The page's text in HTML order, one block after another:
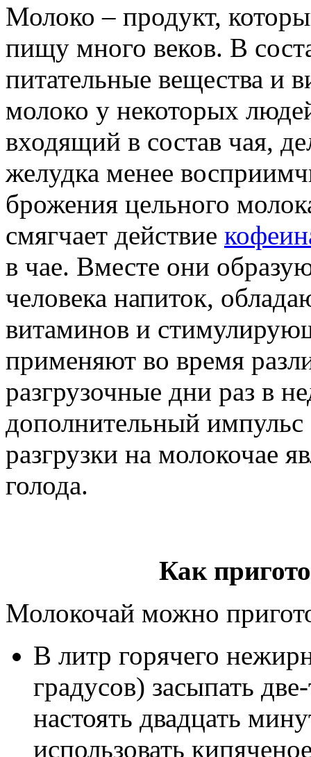
Молоко – продукт,
пищу много веков. В
питательные вещества и
молоко у некоторых
входящий в состав чая,
желудка менее
брожения цельного
смягчает действие
в чае. Вместе они
человека напиток,
витаминов и
применяют во время
разгрузочные дни раз в
дополнительный
разгрузки на молокочае
голода.
Как
Молокочай можно
В литр горячего
градусов) засыпать
настоять двадцать
использовать